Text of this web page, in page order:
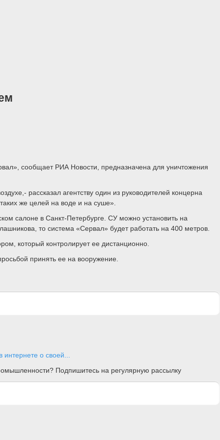
сообщает РИА Новости, предназначена для уничтожения
рассказал агентству один из руководителей концерна
же целей на воде и на суше».
салоне в Санкт-Петербурге. СУ можно установить на
то система «Сервал» будет работать на 400 метров.
который контролирует ее дистанционно.
принять ее на вооружение.
интернете о своей...
Подпишитесь на регулярную рассылку